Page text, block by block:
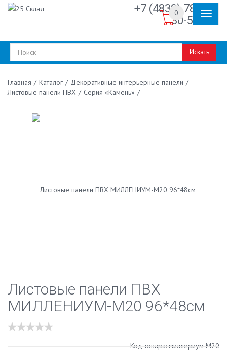
+7 (4832) 78-
30-50
Искать
0
Главная / Каталог / Декоративные интерьерные панели /
Листовые панели ПВХ / Серия «Камень» /
Листовые панели ПВХ
МИЛЛЕНИУМ-М20 96*48см
Код товара: миллериум М20